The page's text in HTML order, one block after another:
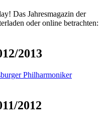
Das Jahresmagazin der
oder online betrachten:
2013
Philharmoniker
2012